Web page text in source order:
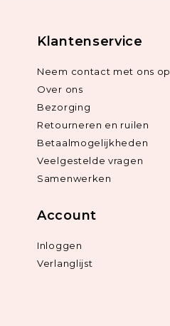
Klantenservice
Neem contact met ons op
Over ons
Bezorging
Retourneren en ruilen
Betaalmogelijkheden
Veelgestelde vragen
Samenwerken
Account
Inloggen
Verlanglijst